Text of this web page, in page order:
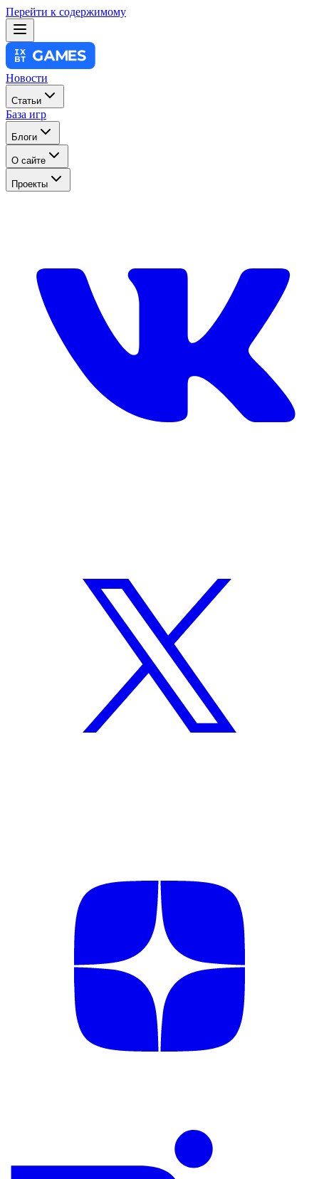
Перейти к содержимому
Новости
Статьи
База игр
Блоги
О сайте
Проекты